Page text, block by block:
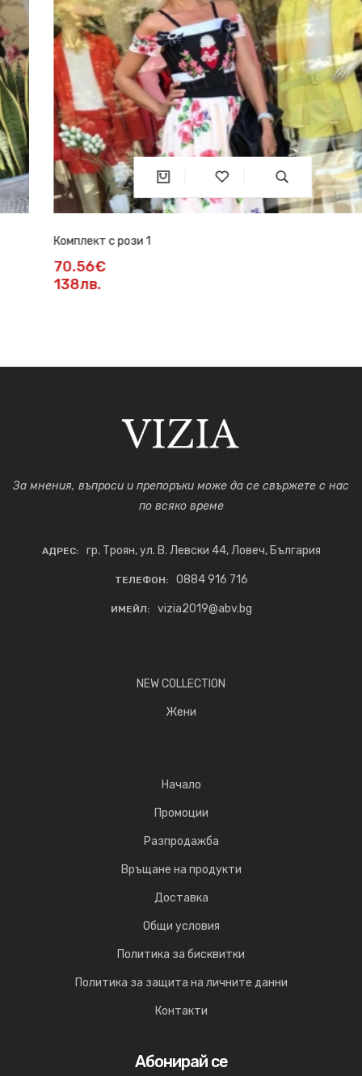
Комплект с рози 1
70.56€
138лв.
За мнения, въпроси и препоръки може да се свържете с нас
по всяко време
АДРЕС: гр. Троян, ул. В. Левски 44, Ловеч, България
ТЕЛЕФОН: 0884 916 716
ИМЕЙЛ: vizia2019@abv.bg
NEW COLLECTION
Жени
Начало
Промоции
Разпродажба
Връщане на продукти
Доставка
Общи условия
Политика за бисквитки
Политика за защита на личните данни
Контакти
Абонирай се